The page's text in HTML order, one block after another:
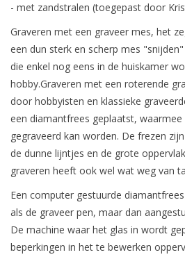
- met zandstralen (toegepast door
Graveren met een graveer mes, het
een dun sterk en scherp mes
die enkel nog eens in de huiskamer
hobby.Graveren met een roterende
door hobbyisten en klassieke
een diamantfrees geplaatst,
gegraveerd kan worden. De frezen
de dunne lijntjes en de grote
graveren heeft ook wel wat weg van
Een computer gestuurde
als de graveer pen, maar dan
De machine waar het glas in wordt
beperkingen in het te bewerken